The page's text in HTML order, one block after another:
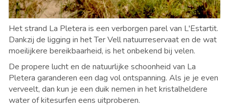
Het strand La Pletera is een verborgen parel van L'Estartit.
Dankzij de ligging in het Ter Vell natuurreservaat en de wat
moeilijkere bereikbaarheid, is het onbekend bij velen.
De propere lucht en de natuurlijke schoonheid van La
Pletera garanderen een dag vol ontspanning. Als je je even
verveelt, dan kun je een duik nemen in het kristalheldere
water of kitesurfen eens uitproberen.